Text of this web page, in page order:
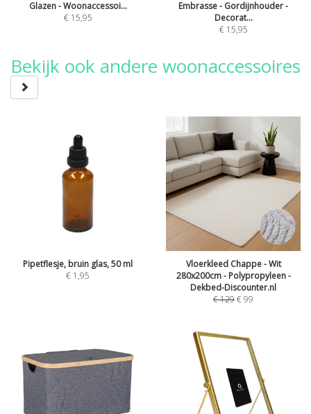
Glazen - Woonaccessoi...
€ 15,95
Embrasse - Gordijnhouder -
Decorat...
€ 15,95
Bekijk ook andere woonaccessoires
Pipetflesje, bruin glas, 50 ml
€ 1,95
Vloerkleed Chappe - Wit
280x200cm - Polypropyleen -
Dekbed-Discounter.nl
€129€99